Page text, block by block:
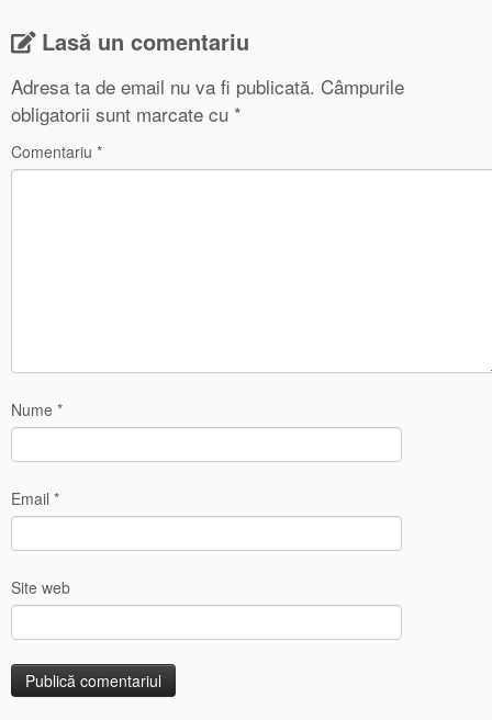
Lasă un comentariu
Adresa ta de email nu va fi publicată. Câmpurile
obligatorii sunt marcate cu *
Comentariu *
Nume *
Email *
Site web